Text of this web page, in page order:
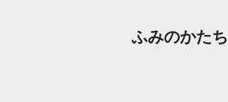
ふみのかたち